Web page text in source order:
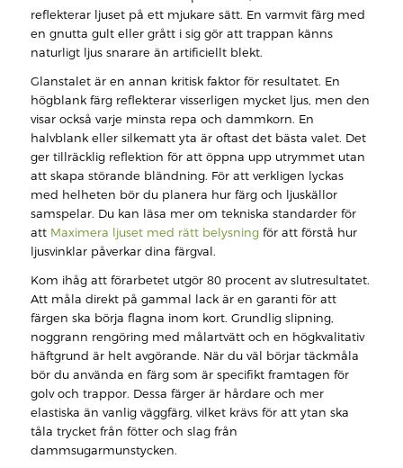
reflekterar ljuset på ett mjukare sätt. En varmvit färg med
en gnutta gult eller grått i sig gör att trappan känns
naturligt ljus snarare än artificiellt blekt.
Glanstalet är en annan kritisk faktor för resultatet. En
högblank färg reflekterar visserligen mycket ljus, men den
visar också varje minsta repa och dammkorn. En
halvblank eller silkematt yta är oftast det bästa valet. Det
ger tillräcklig reflektion för att öppna upp utrymmet utan
att skapa störande bländning. För att verkligen lyckas
med helheten bör du planera hur färg och ljuskällor
samspelar. Du kan läsa mer om tekniska standarder för
att Maximera ljuset med rätt belysningför att förstå hur
ljusvinklar påverkar dina färgval.
Kom ihåg att förarbetet utgör 80 procent av slutresultatet.
Att måla direkt på gammal lack är en garanti för att
färgen ska börja flagna inom kort. Grundlig slipning,
noggrann rengöring med målartvätt och en högkvalitativ
häftgrund är helt avgörande. När du väl börjar täckmåla
bör du använda en färg som är specifikt framtagen för
golv och trappor. Dessa färger är hårdare och mer
elastiska än vanlig väggfärg, vilket krävs för att ytan ska
tåla trycket från fötter och slag från
dammsugarmunstycken.